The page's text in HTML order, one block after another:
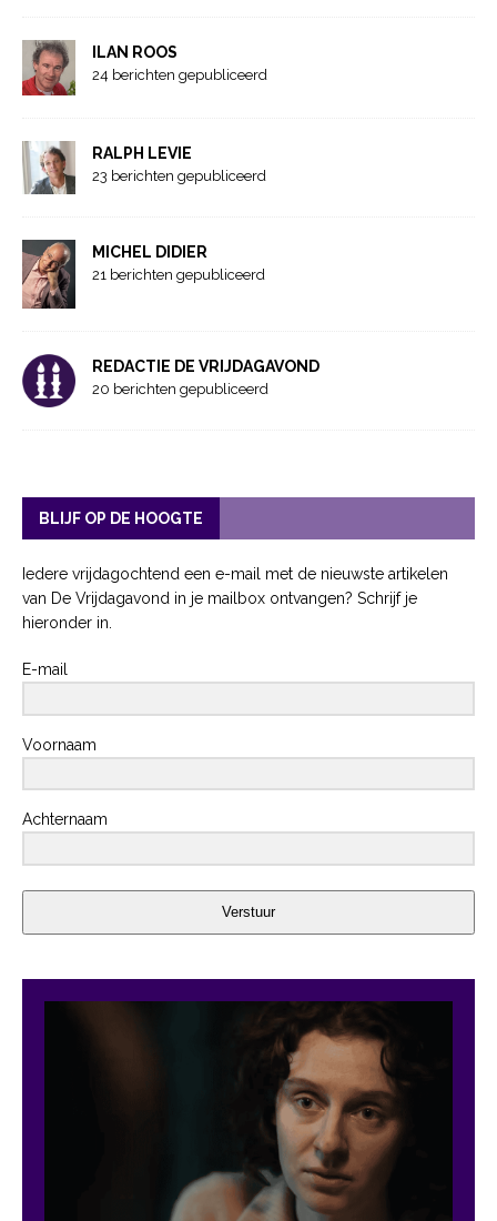
ILAN ROOS
24 berichten gepubliceerd
RALPH LEVIE
23 berichten gepubliceerd
MICHEL DIDIER
21 berichten gepubliceerd
REDACTIE DE VRIJDAGAVOND
20 berichten gepubliceerd
BLIJF OP DE HOOGTE
Iedere vrijdagochtend een e-mail met de nieuwste artikelen
van De Vrijdagavond in je mailbox ontvangen? Schrijf je
hieronder in.
E-mail
Voornaam
Achternaam
Verstuur